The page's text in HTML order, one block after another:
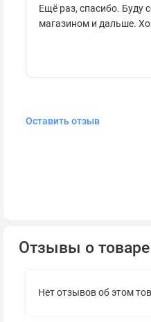
Ещё раз, спасибо. Буду
магазином и дальше.
Оставить отзыв
Отзывы о товаре
Нет отзывов об этом